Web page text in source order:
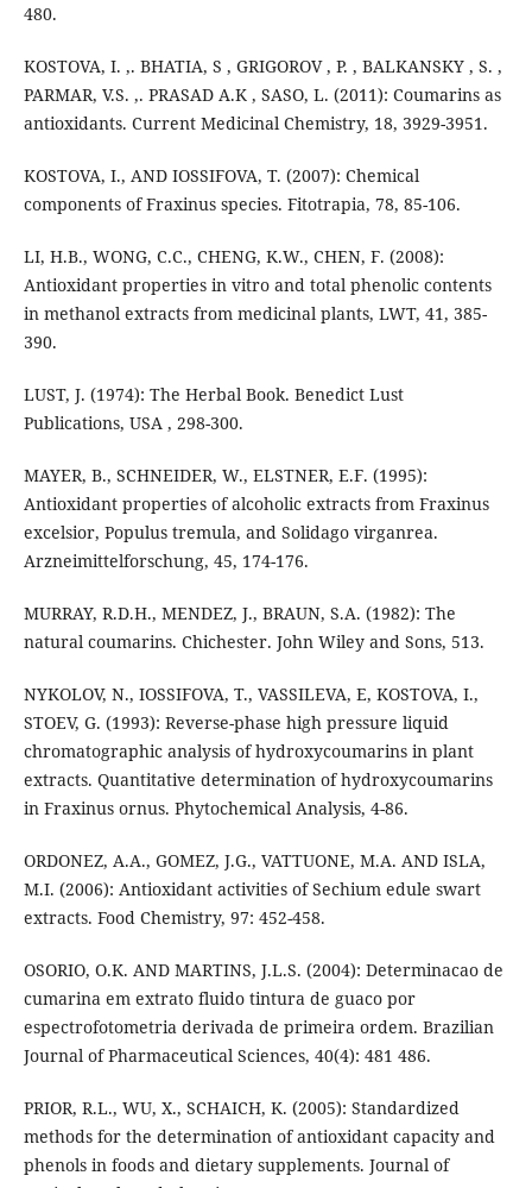
480.
KOSTOVA, I. ,. BHATIA, S , GRIGOROV , P. , BALKANSKY , S. ,
PARMAR, V.S. ,. PRASAD A.K , SASO, L. (2011): Coumarins as
antioxidants. Current Medicinal Chemistry, 18, 3929-3951.
KOSTOVA, I., AND IOSSIFOVA, T. (2007): Chemical
components of Fraxinus species. Fitotrapia, 78, 85-106.
LI, H.B., WONG, C.C., CHENG, K.W., CHEN, F. (2008):
Antioxidant properties in vitro and total phenolic contents
in methanol extracts from medicinal plants, LWT, 41, 385-
390.
LUST, J. (1974): The Herbal Book. Benedict Lust
Publications, USA , 298-300.
MAYER, B., SCHNEIDER, W., ELSTNER, E.F. (1995):
Antioxidant properties of alcoholic extracts from Fraxinus
excelsior, Populus tremula, and Solidago virganrea.
Arzneimittelforschung, 45, 174-176.
MURRAY, R.D.H., MENDEZ, J., BRAUN, S.A. (1982): The
natural coumarins. Chichester. John Wiley and Sons, 513.
NYKOLOV, N., IOSSIFOVA, T., VASSILEVA, E, KOSTOVA, I.,
STOEV, G. (1993): Reverse-phase high pressure liquid
chromatographic analysis of hydroxycoumarins in plant
extracts. Quantitative determination of hydroxycoumarins
in Fraxinus ornus. Phytochemical Analysis, 4-86.
ORDONEZ, A.A., GOMEZ, J.G., VATTUONE, M.A. AND ISLA,
M.I. (2006): Antioxidant activities of Sechium edule swart
extracts. Food Chemistry, 97: 452-458.
OSORIO, O.K. AND MARTINS, J.L.S. (2004): Determinacao de
cumarina em extrato fluido tintura de guaco por
espectrofotometria derivada de primeira ordem. Brazilian
Journal of Pharmaceutical Sciences, 40(4): 481 486.
PRIOR, R.L., WU, X., SCHAICH, K. (2005): Standardized
methods for the determination of antioxidant capacity and
phenols in foods and dietary supplements. Journal of